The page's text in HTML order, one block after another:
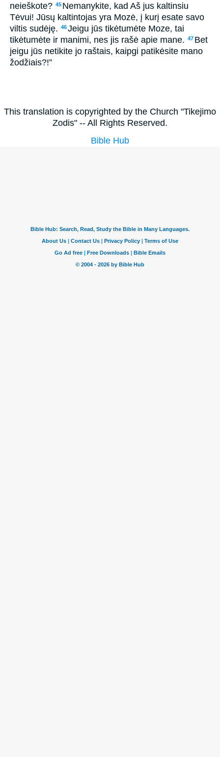
neieškote? 45 Nemanykite, kad Aš jus kaltinsiu
Tėvui! Jūsų kaltintojas yra Mozė, į kurį esate savo
viltis sudėję. 46Jeigu jūs tikėtumėte Moze, tai
tikėtumėte ir manimi, nes jis rašė apie mane. 47 Bet
jeigu jūs netikite jo raštais, kaipgi patikėsite mano
žodžiais?!”
This translation is copyrighted by the Church "Tikejimo
Zodis" -- All Rights Reserved.
Bible Hub